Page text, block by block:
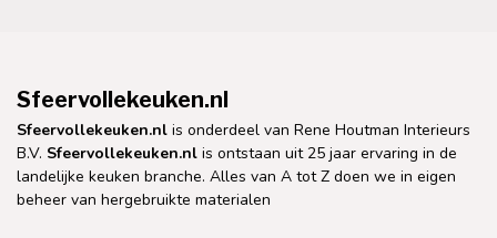
Sfeervollekeuken.nl
Sfeervollekeuken.nl is onderdeel van Rene Houtman Interieurs
B.V. Sfeervollekeuken.nl is ontstaan uit 25 jaar ervaring in de
landelijke keuken branche. Alles van A tot Z doen we in eigen
beheer van hergebruikte materialen